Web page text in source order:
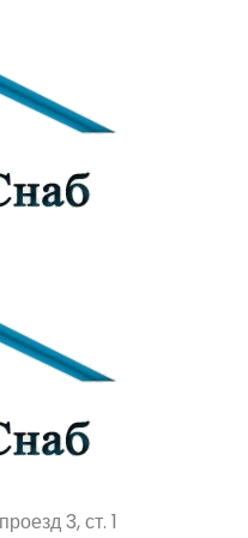
3, ст. 1